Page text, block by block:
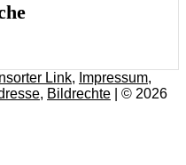
Link, Impressum,
, Bildrechte | © 2026